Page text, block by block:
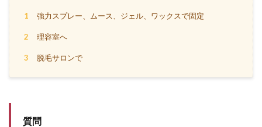
1 強力スプレー、ムース、ジェル、ワックスで固定
2 理容室へ
3 脱毛サロンで
質問